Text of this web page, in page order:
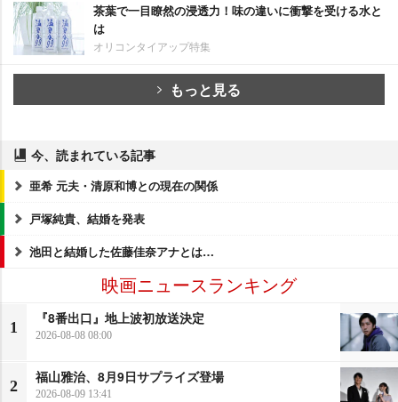
茶葉で一目瞭然の浸透力！味の違いに衝撃を受ける水と
は
オリコンタイアップ特集
もっと見る
今、読まれている記事
亜希 元夫・清原和博との現在の関係
戸塚純貴、結婚を発表
池田と結婚した佐藤佳奈アナとは…
映画ニュースランキング
1
『8番出口』地上波初放送決定
2026-08-08 08:00
2
福山雅治、8月9日サプライズ登場
2026-08-09 13:41